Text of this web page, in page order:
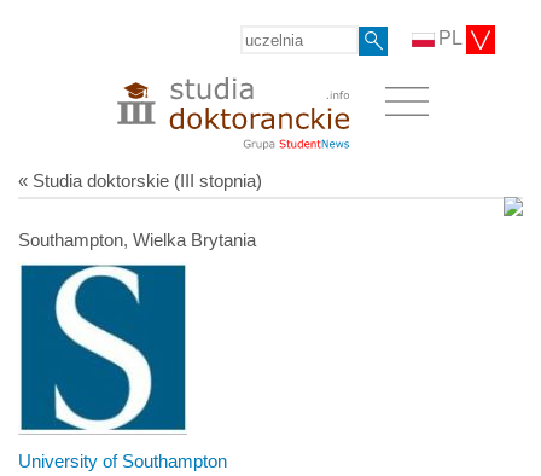
PL
« Studia doktorskie (III stopnia)
Southampton, Wielka Brytania
University of Southampton